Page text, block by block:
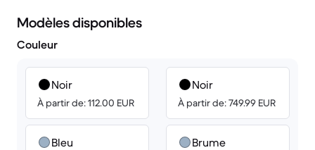
Modèles disponibles
Couleur
Noir
À partir de: 112.00 EUR
Bleu
Noir
À partir de: 749.99 EUR
Brume